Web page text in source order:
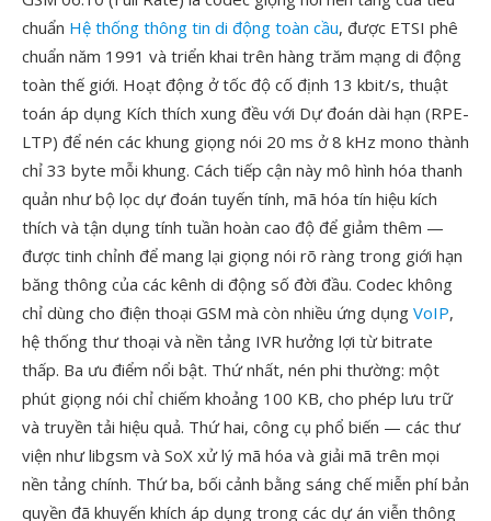
chuẩn Hệ thống thông tin di động toàn cầu, được ETSI phê
chuẩn năm 1991 và triển khai trên hàng trăm mạng di động
toàn thế giới. Hoạt động ở tốc độ cố định 13 kbit/s, thuật
toán áp dụng Kích thích xung đều với Dự đoán dài hạn (RPE-
LTP) để nén các khung giọng nói 20 ms ở 8 kHz mono thành
chỉ 33 byte mỗi khung. Cách tiếp cận này mô hình hóa thanh
quản như bộ lọc dự đoán tuyến tính, mã hóa tín hiệu kích
thích và tận dụng tính tuần hoàn cao độ để giảm thêm —
được tinh chỉnh để mang lại giọng nói rõ ràng trong giới hạn
băng thông của các kênh di động số đời đầu. Codec không
chỉ dùng cho điện thoại GSM mà còn nhiều ứng dụng VoIP,
hệ thống thư thoại và nền tảng IVR hưởng lợi từ bitrate
thấp. Ba ưu điểm nổi bật. Thứ nhất, nén phi thường: một
phút giọng nói chỉ chiếm khoảng 100 KB, cho phép lưu trữ
và truyền tải hiệu quả. Thứ hai, công cụ phổ biến — các thư
viện như libgsm và SoX xử lý mã hóa và giải mã trên mọi
nền tảng chính. Thứ ba, bối cảnh bằng sáng chế miễn phí bản
quyền đã khuyến khích áp dụng trong các dự án viễn thông